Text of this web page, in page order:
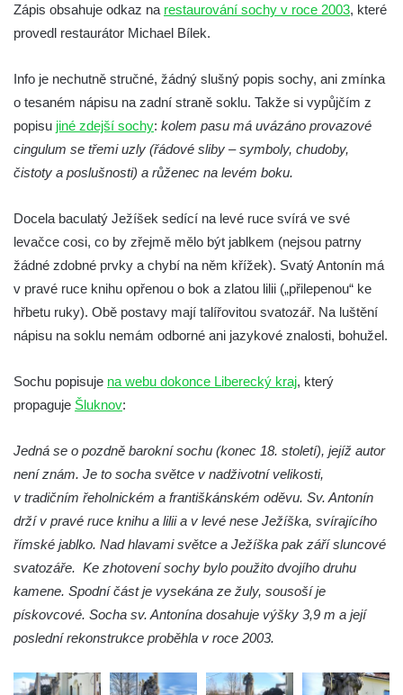
Socha Kudlanka v ZOO Hluboká
Socha Rys číhající na srnu v ZOO Hluboká
Socha Orlice v ZOO Hluboká
Socha Tygr v ZOO Hluboká
Socha Želva v ZOO Hluboká
Socha Včela v ZOO Hluboká
Socha Housenka v ZOO Hluboká
Socha Nosorožík v ZOO Hluboká
Socha Rosomák v ZOO Hluboká
Socha Beruška v ZOO Hluboká
Socha Volavka v ZOO Hluboká
Flamingo trůn v ZOO Hluboká
Lysá nad Labem, barokní město Šporkovo
Socha Opičákovník v ZOO Hluboká
Socha Roháč v ZOO Hluboká
Socha Mystik v ZOO Hluboká
Reliéf Rodina a práce na budově záložny
čp. 69/1 v Českých Budějovicích
Socha Jana Valeria Jirsíka u Černé věže v
Socha Krista klesajícího pod křížem u
Zápis obsahuje odkaz na restaurování sochy v roce 2003, které
provedl restaurátor Michael Bílek.
Info je nechutně stručné, žádný slušný popis sochy, ani zmínka
o tesaném nápisu na zadní straně soklu. Takže si vypůjčím z
popisu jiné zdejší sochy: kolem pasu má uvázáno provazové
cingulum se třemi uzly (řádové sliby – symboly, chudoby,
čistoty a poslušnosti) a růženec na levém boku.
Docela baculatý Ježíšek sedící na levé ruce svírá ve své
levačce cosi, co by zřejmě mělo být jablkem (nejsou patrny
žádné zdobné prvky a chybí na něm křížek). Svatý Antonín má
v pravé ruce knihu opřenou o bok a zlatou lilii („přilepenou“ ke
hřbetu ruky). Obě postavy mají talířovitou svatozář. Na luštění
nápisu na soklu nemám odborné ani jazykové znalosti, bohužel.
Sochu popisuje na webu dokonce Liberecký kraj, který
propaguje Šluknov:
Jedná se o pozdně barokní sochu (konec 18. století), jejíž autor
není znám. Je to socha světce v nadživotní velikosti,
v tradičním řeholnickém a františkánském oděvu. Sv. Antonín
drží v pravé ruce knihu a lilii a v levé nese Ježíška, svírajícího
římské jablko. Nad hlavami světce a Ježíška pak září sluncové
svatozáře. Ke zhotovení sochy bylo použito dvojího druhu
kamene. Spodní část je vysekána ze žuly, sousoší je
pískovcové. Socha sv. Antonína dosahuje výšky 3,9 m a její
poslední rekonstrukce proběhla v roce 2003.